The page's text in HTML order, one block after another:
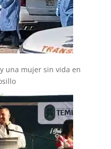
una mujer sin vida en